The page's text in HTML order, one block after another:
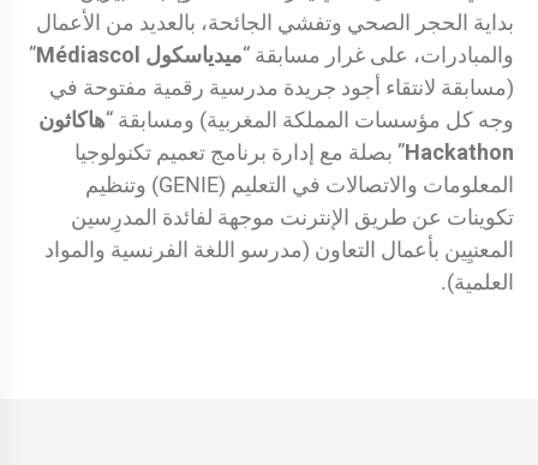
بداية الحجر الصحي وتفشي الجائحة، بالعديد من الأعمال
والمبادرات، على غرار مسابقة “ميدياسكول Médiascol
”
(مسابقة لانتقاء أجود جريدة مدرسية رقمية مفتوحة في
وجه كل مؤسسات المملكة المغربية) ومسابقة “هاكاثون
Hackathon” بصلة مع إدارة برنامج تعميم تكنولوجيا
المعلومات والاتصالات في التعليم (GENIE) وتنظيم
تكوينات عن طريق الإنترنت موجهة لفائدة المدرِسين
المعنيِين بأعمال التعاون (مدرسو اللغة الفرنسية والمواد
العلمية).